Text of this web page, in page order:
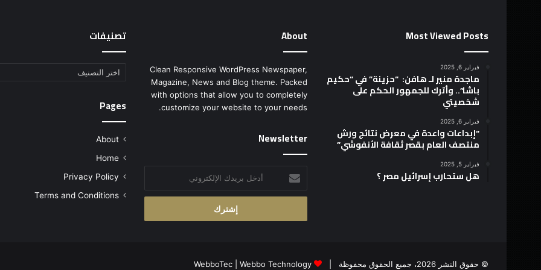
Most Viewed Posts
فبراير 6, 2025
ماجدة منير لـ هافن: “حزينة” في “حكيم
باشا”.. وأترك للجمهور الحكم على
شخصيتي
فبراير 6, 2025
“إبداعات واعدة في معرض نتائج ورش
منتصف العام بقصر ثقافة الأنفوشي”
فبراير 5, 2025
هل ستحارب إسرائيل مصر ؟
About
Clean Responsive WordPress Newspaper,
Magazine, News and Blog theme. Packed
with options that allow you to completely
customize your website to your needs.
Newsletter
بريدك
الإلكتروني
تصنيفات
تصنيفات
Pages
About
Home
Privacy Policy
Terms and Conditions
© حقوق النشر 2026، جميع الحقوق محفوظة | WebboTec Webbo Technology